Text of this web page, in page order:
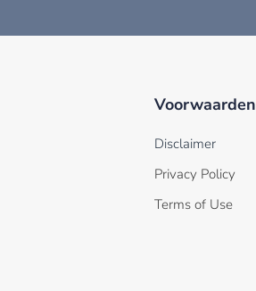
Voorwaarden
Disclaimer
Privacy Policy
Terms of Use